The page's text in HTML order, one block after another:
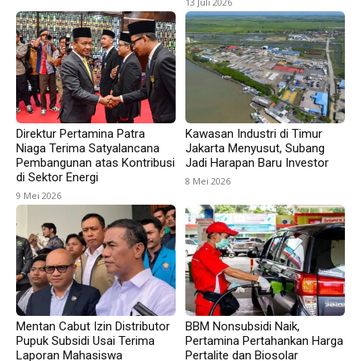
Direktur Pertamina Patra
Niaga Terima Satyalancana
Pembangunan atas Kontribusi
di Sektor Energi
9 Mei 2026
Kawasan Industri di Timur
Jakarta Menyusut, Subang
Jadi Harapan Baru Investor
8 Mei 2026
Mentan Cabut Izin Distributor
Pupuk Subsidi Usai Terima
Laporan Mahasiswa
BBM Nonsubsidi Naik,
Pertamina Pertahankan Harga
Pertalite dan Biosolar